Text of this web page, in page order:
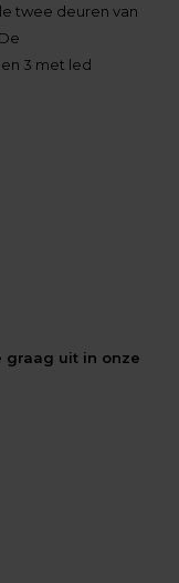
twee deuren van
3 met led
uit in onze